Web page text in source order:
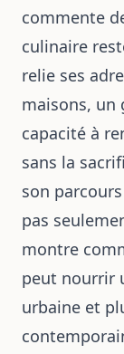
commente
culinaire
relie ses
maisons,
capacité à
sans la
son
pas
montre
peut nourrir
urbaine et